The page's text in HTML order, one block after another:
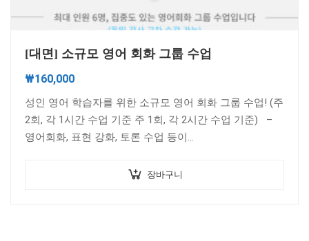
[대면] 소규모 영어 회화 그룹 수업
₩160,000
성인 영어 학습자를 위한 소규모 영어 회화 그룹 수업! (주
2회, 각 1시간 수업 기준 주 1회, 각 2시간 수업 기준) –
영어회화, 표현 강화, 토론 수업 등이…
장바구니